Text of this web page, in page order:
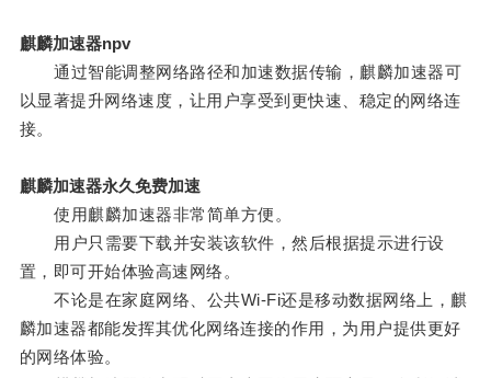
麒麟加速器npv
通过智能调整网络路径和加速数据传输，麒麟加速器可
以显著提升网络速度，让用户享受到更快速、稳定的网络连
接。
麒麟加速器永久免费加速
使用麒麟加速器非常简单方便。
用户只需要下载并安装该软件，然后根据提示进行设
置，即可开始体验高速网络。
不论是在家庭网络、公共Wi-Fi还是移动数据网络上，麒
麟加速器都能发挥其优化网络连接的作用，为用户提供更好
的网络体验。